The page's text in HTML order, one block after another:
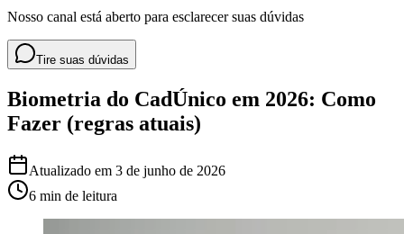
Nosso canal está aberto para esclarecer suas dúvidas
Tire suas dúvidas
Biometria do CadÚnico em 2026: Como
Fazer (regras atuais)
Atualizado em 3 de junho de 2026
6 min de leitura